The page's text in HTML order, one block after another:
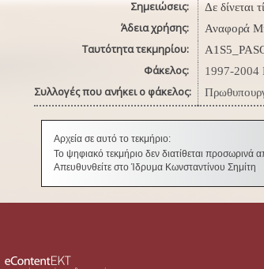
Σημειώσεις: Δε δίνεται
Άδεια χρήσης: Αναφορά
Ταυτότητα τεκμηρίου:
Φάκελος: 1997-
Συλλογές που ανήκει ο φάκελος:
Αρχεία σε αυτό το τεκμήριο:
Το ψηφιακό τεκμήριο δεν διατίθεται προσωρινά
Απευθυνθείτε στο Ίδρυμα Κωνσταντίνου Σημίτη